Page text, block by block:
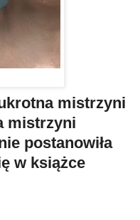
mistrzyni
mistrzyni
postanowiła
w książce